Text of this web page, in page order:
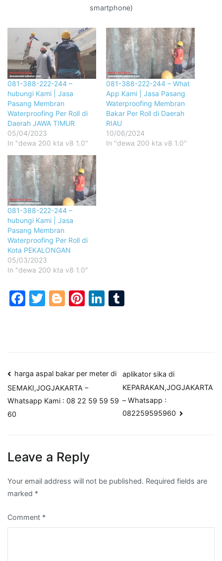
smartphone)
081-388-222-244 –
hubungi Kami | Jasa
Pasang Membran
Waterproofing Per Roll di
Daerah JAWA TIMUR
05/04/2023
In "dewa 200 kta v8 1.0"
081-388-222-244 – What
App Kami | Jasa Pasang
Waterproofing Membran
Bakar Per Roll di Daerah
RIAU
10/06/2024
In "dewa 200 kta v8 1.0"
081-388-222-244 –
hubungi Kami | Jasa
Pasang Membran
Waterproofing Per Roll di
Kota PEKALONGAN
05/03/2023
In "dewa 200 kta v8 1.0"
Facebook
Twitter
Blogger
Pinterest
LinkedIn
Post
navigation
harga aspal bakar per meter di
SEMAKI,JOGJAKARTA –
Whatsapp Kami : 08 22 59 59 59
60
aplikator sika di
KEPARAKAN,JOGJAKARTA
– Whatsapp :
082259595960
Leave a Reply
Your email address will not be published. Required fields are
marked *
Comment *